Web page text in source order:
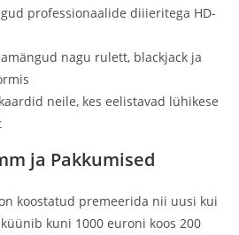
professionaalide diiieritega HD-
nagu rulett, blackjack ja
neile, kes eelistavad lühikese
ja Pakkumised
koostatud premeerida nii uusi kui
kuni 1000 euroni koos 200